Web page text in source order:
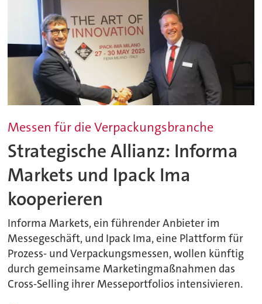
Messen für die Verpackungsbranche
Strategische Allianz: Informa
Markets und Ipack Ima
kooperieren
Informa Markets, ein führender Anbieter im
Messegeschäft, und Ipack Ima, eine Plattform für
Prozess- und Verpackungsmessen, wollen künftig
durch gemeinsame Marketingmaßnahmen das
Cross-Selling ihrer Messeportfolios intensivieren.